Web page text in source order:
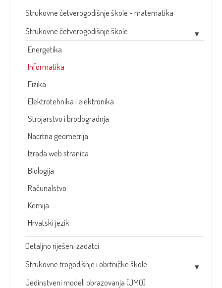
Strukovne četverogodišnje škole - matematika
Strukovne četverogodišnje škole
Energetika
Informatika
Fizika
Elektrotehnika i elektronika
Strojarstvo i brodogradnja
Nacrtna geometrija
Izrada web stranica
Biologija
Računalstvo
Kemija
Hrvatski jezik
Detaljno riješeni zadatci
Strukovne trogodišnje i obrtničke škole
Jedinstveni modeli obrazovanja (JMO)